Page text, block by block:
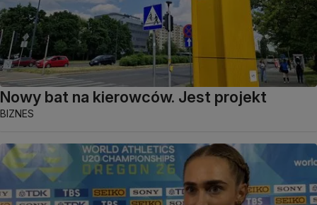
Nowy bat na kierowców. Jest projekt
BIZNES